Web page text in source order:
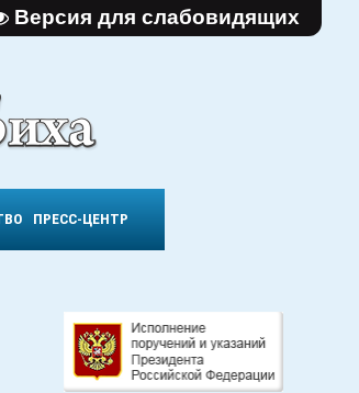
Версия для слабовидящих
ПРЕСС-ЦЕНТР